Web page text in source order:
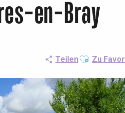
en-Bray
TeilenAjouter aux
Zu